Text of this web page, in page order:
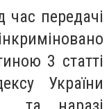
час передачі
3 статті
України